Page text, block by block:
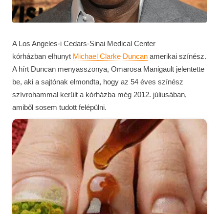
A Los Angeles-i Cedars-Sinai Medical Center
kórházban elhunyt Michael Clarke Duncan amerikai színész.
A hírt Duncan menyasszonya, Omarosa Manigault jelentette
be, aki a sajtónak elmondta, hogy az 54 éves színész
szívrohammal került a kórházba még 2012. júliusában,
amiből sosem tudott felépülni.